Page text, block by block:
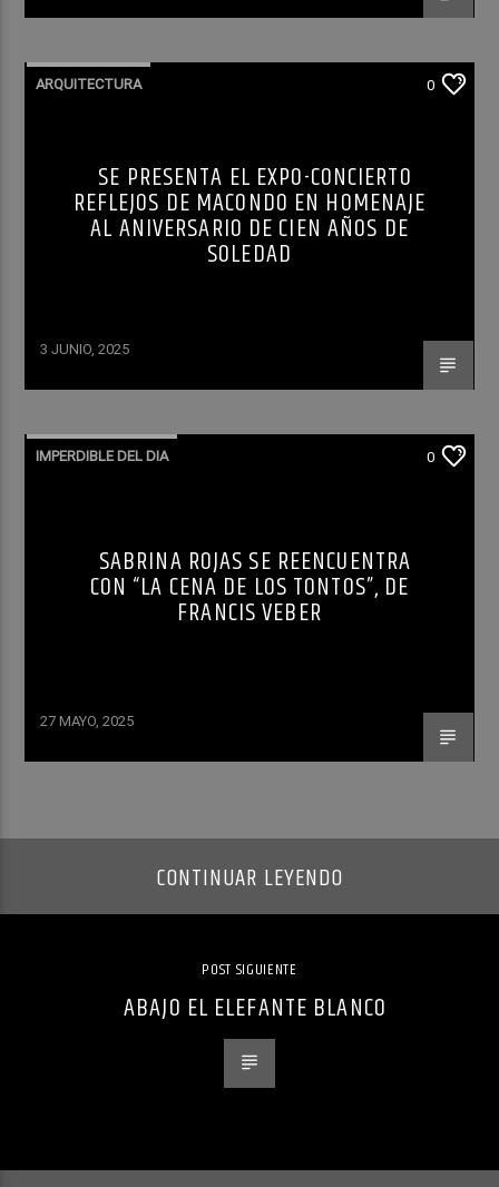
ARQUITECTURA 0
SE PRESENTA EL EXPO-CONCIERTO
REFLEJOS DE MACONDO EN HOMENAJE
AL ANIVERSARIO DE CIEN AÑOS DE
SOLEDAD
3 JUNIO, 2025
IMPERDIBLE DEL DIA 0
SABRINA ROJAS SE REENCUENTRA
CON “LA CENA DE LOS TONTOS”, DE
FRANCIS VEBER
27 MAYO, 2025
CONTINUAR LEYENDO
POST SIGUIENTE
ABAJO EL ELEFANTE BLANCO